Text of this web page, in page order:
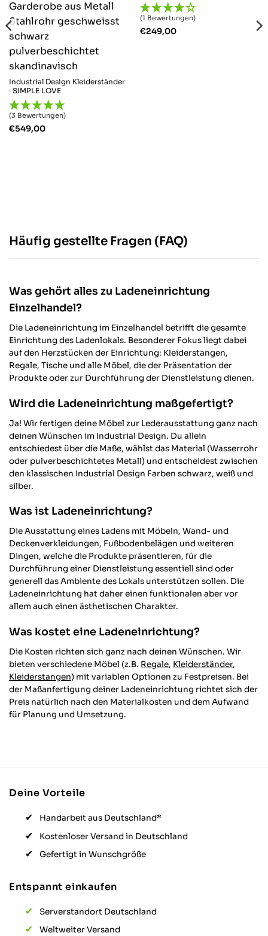
Industrial Design Kleiderständer
· SIMPLE LOVE
(3 Bewertungen)
€549,00
(1 Bewertungen)
€249,00
Häufig gestellte Fragen (FAQ)
Was gehört alles zu Ladeneinrichtung
Einzelhandel?
Die Ladeneinrichtung im Einzelhandel betrifft die gesamte
Einrichtung des Ladenlokals. Besonderer Fokus liegt dabei
auf den Herzstücken der Einrichtung: Kleiderstangen,
Regale, Tische und alle Möbel, die der Präsentation der
Produkte oder zur Durchführung der Dienstleistung dienen.
Wird die Ladeneinrichtung maßgefertigt?
Ja! Wir fertigen deine Möbel zur Lederausstattung ganz nach
deinen Wünschen im Industrial Design. Du allein
entschiedest über die Maße, wählst das Material (Wasserrohr
oder pulverbeschichtetes Metall) und entscheidest zwischen
den klassischen Industrial Design Farben schwarz, weiß und
silber.
Was ist Ladeneinrichtung?
Die Ausstattung eines Ladens mit Möbeln, Wand- und
Deckenverkleidungen, Fußbodenbelägen und weiteren
Dingen, welche die Produkte präsentieren, für die
Durchführung einer Dienstleistung essentiell sind oder
generell das Ambiente des Lokals unterstützen sollen. Die
Ladeneinrichtung hat daher einen funktionalen aber vor
allem auch einen ästhetischen Charakter.
Was kostet eine Ladeneinrichtung?
Die Kosten richten sich ganz nach deinen Wünschen. Wir
bieten verschiedene Möbel (z.B. Regale, Kleiderständer,
Kleiderstangen) mit variablen Optionen zu Festpreisen. Bei
der Maßanfertigung deiner Ladeneinrichtung richtet sich der
Preis natürlich nach den Materialkosten und dem Aufwand
für Planung und Umsetzung.
Deine Vorteile
Handarbeit aus Deutschland*
Kostenloser Versand in Deutschland
Gefertigt in Wunschgröße
Entspannt einkaufen
Serverstandort Deutschland
Weltweiter Versand